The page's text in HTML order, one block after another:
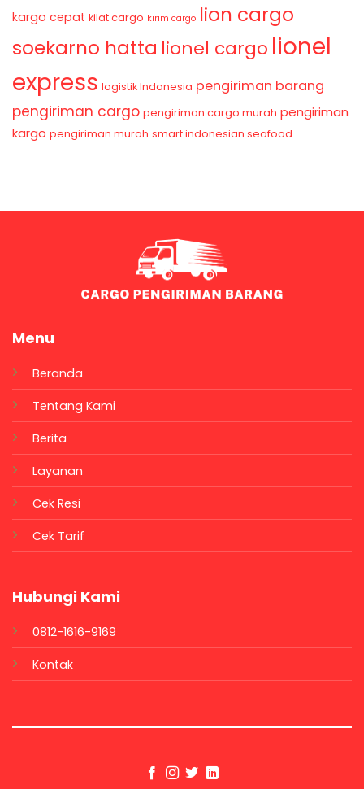
kargo cepat kilat cargo kirim cargo lion cargo
soekarno hatta lionel cargo lionel
express logistik Indonesia pengiriman barang
pengiriman cargo pengiriman cargo murah pengiriman
kargo pengiriman murah smart indonesian seafood
Menu
Beranda
Tentang Kami
Berita
Layanan
Cek Resi
Cek Tarif
Hubungi Kami
0812-1616-9169
Kontak